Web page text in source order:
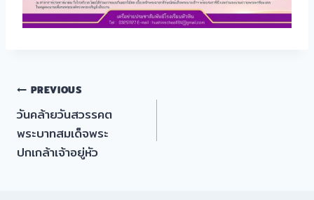
แนะแนว
เรื่อง
PREVIOUS
วันคล้ายวันสวรรคต
พระบาทสมเด็จพระ
ปกเกล้าเจ้าอยู่หัว